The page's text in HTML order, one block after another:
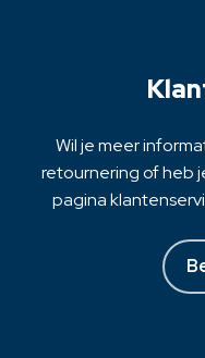
Wil je meer
retournering of heb
pagina